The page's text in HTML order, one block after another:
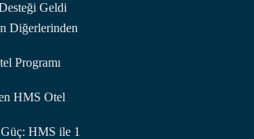
Geldi
Diğerlerinden
Programı
HMS Otel
HMS ile 1